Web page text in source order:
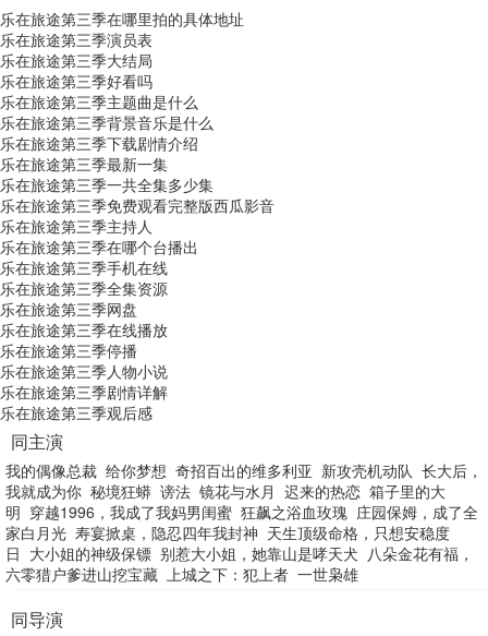
乐在旅途第三季在哪里拍的具体地址
乐在旅途第三季演员表
乐在旅途第三季大结局
乐在旅途第三季好看吗
乐在旅途第三季主题曲是什么
乐在旅途第三季背景音乐是什么
乐在旅途第三季下载剧情介绍
乐在旅途第三季最新一集
乐在旅途第三季一共全集多少集
乐在旅途第三季免费观看完整版西瓜影音
乐在旅途第三季主持人
乐在旅途第三季在哪个台播出
乐在旅途第三季手机在线
乐在旅途第三季全集资源
乐在旅途第三季网盘
乐在旅途第三季在线播放
乐在旅途第三季停播
乐在旅途第三季人物小说
乐在旅途第三季剧情详解
乐在旅途第三季观后感
同主演
我的偶像总裁 给你梦想 奇招百出的维多利亚 新攻壳机动队 长大后，
我就成为你 秘境狂蟒 谤法 镜花与水月 迟来的热恋 箱子里的大
明 穿越1996，我成了我妈男闺蜜 狂飙之浴血玫瑰 庄园保姆，成了全
家白月光 寿宴掀桌，隐忍四年我封神 天生顶级命格，只想安稳度
日 大小姐的神级保镖 别惹大小姐，她靠山是哮天犬 八朵金花有福，
六零猎户爹进山挖宝藏 上城之下：犯上者 一世枭雄
同导演